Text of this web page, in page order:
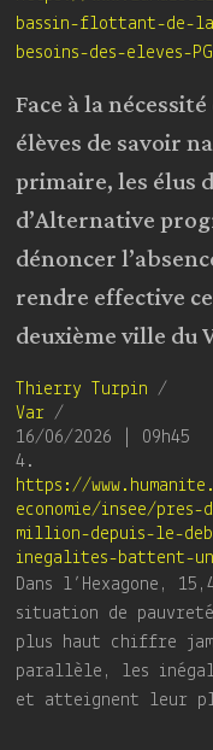
bassin-flottant-de-
besoins-des-eleves-
Face à la
élèves de savoir
primaire, les élus
d’Alternative
dénoncer
rendre effective
deuxième ville du
Thierry Turpin /
Var /
16/06/2026 | 09h45
4.
https://
economie/insee/
million-depuis-le-
inegalites-battent-
Dans l’Hexagone,
situation de
plus haut chiffre
parallèle, les
et atteignent leur